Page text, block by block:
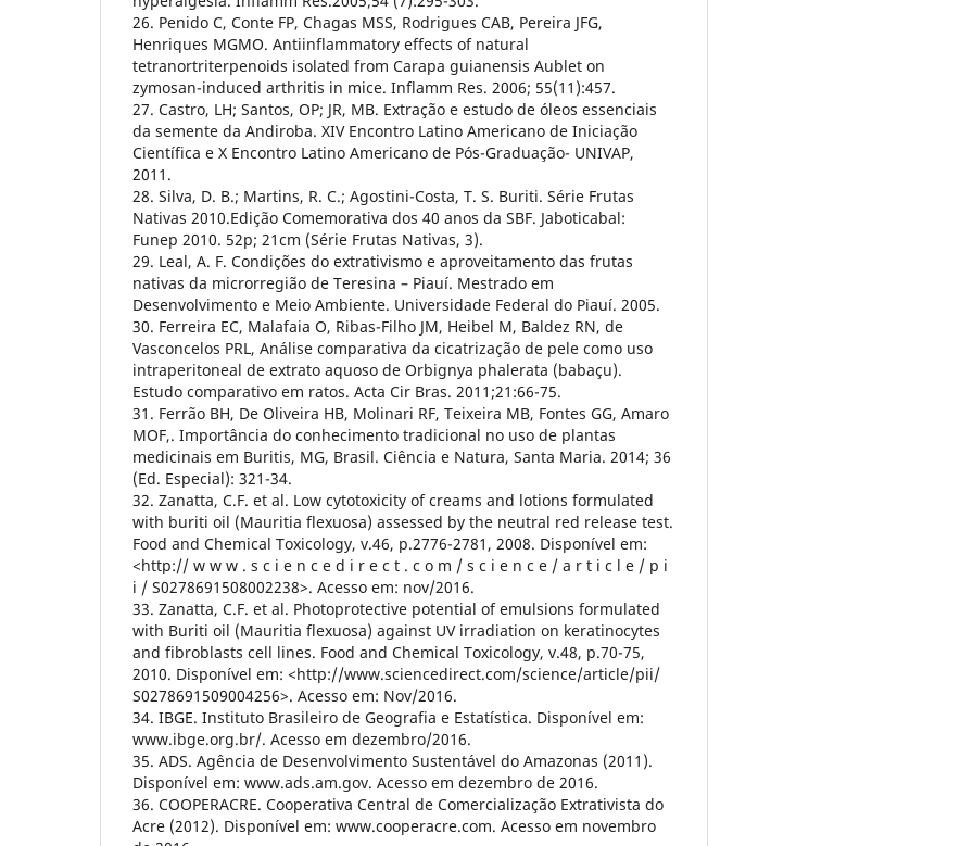
26. Penido C, Conte FP, Chagas MSS, Rodrigues CAB, Pereira JFG,
Henriques MGMO. Antiinflammatory effects of natural
tetranortriterpenoids isolated from Carapa guianensis Aublet on
zymosan-induced arthritis in mice. Inflamm Res. 2006; 55(11):457.
27. Castro, LH; Santos, OP; JR, MB. Extração e estudo de óleos essenciais
da semente da Andiroba. XIV Encontro Latino Americano de Iniciação
Científica e X Encontro Latino Americano de Pós-Graduação- UNIVAP,
2011.
28. Silva, D. B.; Martins, R. C.; Agostini-Costa, T. S. Buriti. Série Frutas
Nativas 2010.Edição Comemorativa dos 40 anos da SBF. Jaboticabal:
Funep 2010. 52p; 21cm (Série Frutas Nativas, 3).
29. Leal, A. F. Condições do extrativismo e aproveitamento das frutas
nativas da microrregião de Teresina – Piauí. Mestrado em
Desenvolvimento e Meio Ambiente. Universidade Federal do Piauí. 2005.
30. Ferreira EC, Malafaia O, Ribas-Filho JM, Heibel M, Baldez RN, de
Vasconcelos PRL, Análise comparativa da cicatrização de pele como uso
intraperitoneal de extrato aquoso de Orbignya phalerata (babaçu).
Estudo comparativo em ratos. Acta Cir Bras. 2011;21:66-75.
31. Ferrão BH, De Oliveira HB, Molinari RF, Teixeira MB, Fontes GG, Amaro
MOF,. Importância do conhecimento tradicional no uso de plantas
medicinais em Buritis, MG, Brasil. Ciência e Natura, Santa Maria. 2014; 36
(Ed. Especial): 321-34.
32. Zanatta, C.F. et al. Low cytotoxicity of creams and lotions formulated
with buriti oil (Mauritia flexuosa) assessed by the neutral red release test.
Food and Chemical Toxicology, v.46, p.2776-2781, 2008. Disponível em:
<http:// w w w . s c i e n c e d i r e c t . c o m / s c i e n c e / a r t i c l e / p i
i / S0278691508002238>. Acesso em: nov/2016.
33. Zanatta, C.F. et al. Photoprotective potential of emulsions formulated
with Buriti oil (Mauritia flexuosa) against UV irradiation on keratinocytes
and fibroblasts cell lines. Food and Chemical Toxicology, v.48, p.70-75,
2010. Disponível em: <http://www.sciencedirect.com/science/article/pii/
S0278691509004256>. Acesso em: Nov/2016.
34. IBGE. Instituto Brasileiro de Geografia e Estatística. Disponível em:
www.ibge.org.br/. Acesso em dezembro/2016.
35. ADS. Agência de Desenvolvimento Sustentável do Amazonas (2011).
Disponível em: www.ads.am.gov. Acesso em dezembro de 2016.
36. COOPERACRE. Cooperativa Central de Comercialização Extrativista do
Acre (2012). Disponível em: www.cooperacre.com. Acesso em novembro